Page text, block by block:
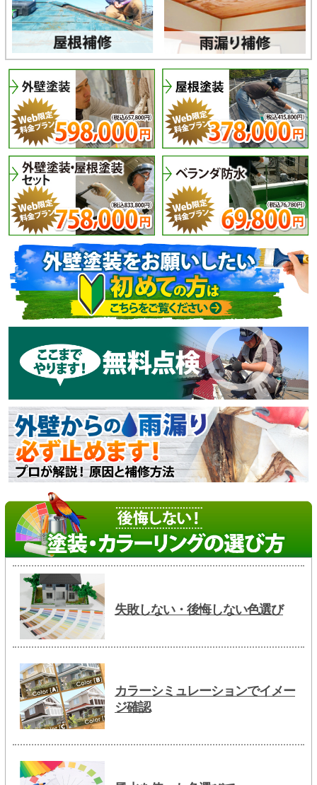
失敗しない・後悔しない色選び
カラーシミュレーションでイメー
ジ確認